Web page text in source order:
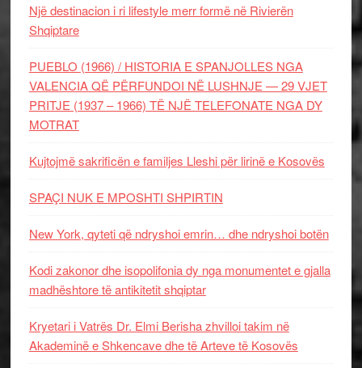
Një destinacion i ri lifestyle merr formë në Rivierën
Shqiptare
PUEBLO (1966) / HISTORIA E SPANJOLLES NGA
VALENCIA QË PËRFUNDOI NË LUSHNJE — 29 VJET
PRITJE (1937 – 1966) TË NJË TELEFONATE NGA DY
MOTRAT
Kujtojmë sakrificën e familjes Lleshi për lirinë e Kosovës
SPAÇI NUK E MPOSHTI SHPIRTIN
New York, qyteti që ndryshoi emrin… dhe ndryshoi botën
Kodi zakonor dhe isopolifonia dy nga monumentet e gjalla
madhështore të antikitetit shqiptar
Kryetari i Vatrës Dr. Elmi Berisha zhvilloi takim në
Akademinë e Shkencave dhe të Arteve të Kosovës